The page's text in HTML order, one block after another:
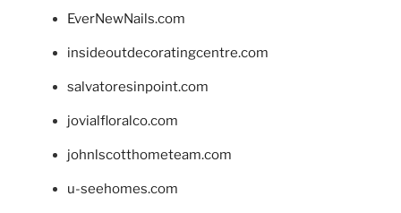
EverNewNails.com
insideoutdecoratingcentre.com
salvatoresinpoint.com
jovialfloralco.com
johnlscotthometeam.com
u-seehomes.com